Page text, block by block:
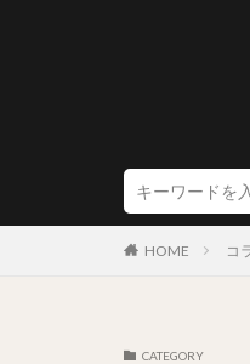
HOME コ
CATEGORY